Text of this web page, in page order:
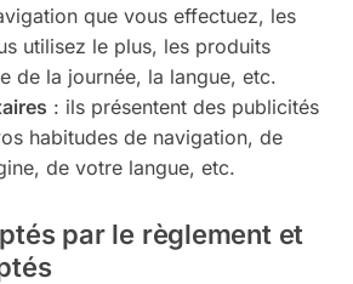
que vous effectuez, les
utilisez le plus, les produits
de la journée, la langue, etc.
: ils présentent des publicités
habitudes de navigation, de
de votre langue, etc.
par le règlement et